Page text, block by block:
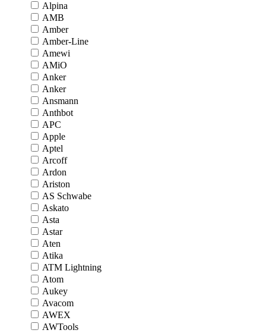
Alpina
AMB
Amber
Amber-Line
Amewi
AMiO
Anker
Anker
Ansmann
Anthbot
APC
Apple
Aptel
Arcoff
Ardon
Ariston
AS Schwabe
Askato
Asta
Astar
Aten
Atika
ATM Lightning
Atom
Aukey
Avacom
AWEX
AWTools